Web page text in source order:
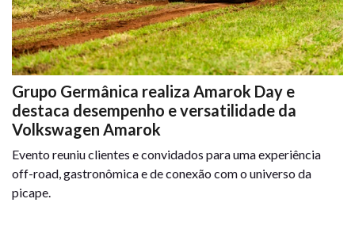
Grupo Germânica realiza Amarok Day e
destaca desempenho e versatilidade da
Volkswagen Amarok
Evento reuniu clientes e convidados para uma experiência
off-road, gastronômica e de conexão com o universo da
picape.